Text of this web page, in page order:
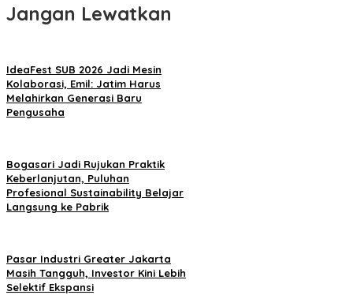
Jangan Lewatkan
IdeaFest SUB 2026 Jadi Mesin
Kolaborasi, Emil: Jatim Harus
Melahirkan Generasi Baru
Pengusaha
Bogasari Jadi Rujukan Praktik
Keberlanjutan, Puluhan
Profesional Sustainability Belajar
Langsung ke Pabrik
Pasar Industri Greater Jakarta
Masih Tangguh, Investor Kini Lebih
Selektif Ekspansi